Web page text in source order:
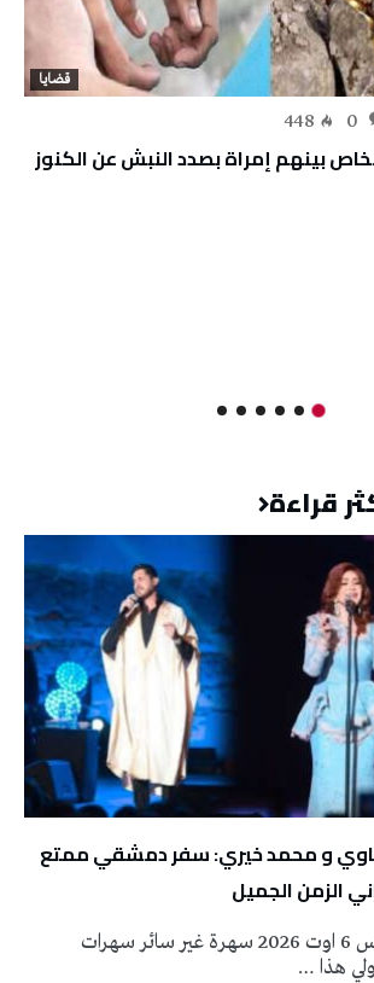
قضايا
448
: ضبط 6 أشخاص بينهم إمراة بصدد النبش عن الكنوز
قراءة
و محمد خيري: سفر دمشقي ممتع
الزمن الجميل
كانت سهرة الخميس 6 اوت 2026 سهرة غير سائر سهرات
هذا …